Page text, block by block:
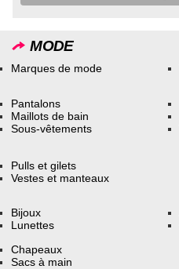
MODE
Marques de mode
Pantalons
Maillots de bain
Sous-vêtements
Pulls et gilets
Vestes et manteaux
Bijoux
Lunettes
Chapeaux
Sacs à main